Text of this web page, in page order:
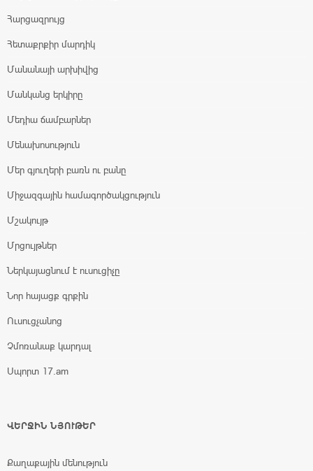
Հարցազրույց
Հետաքրքիր մարդիկ
Մանանայի արխիվից
Մանկանց երկիրը
Մեդիա ճամբարներ
Մենախոսություն
Մեր գյուղերի բառն ու բանը
Միջազգային համագործակցություն
Մշակույթ
Մրցույթներ
Ներկայացնում է ուսուցիչը
Նոր հայացք գրքին
Ուսուցչանոց
Չմոռանաք կարդալ
Սպորտ 17.am
ՎԵՐՋԻՆ ՆՅՈՒԹԵՐ
Քաղաքային մենություն